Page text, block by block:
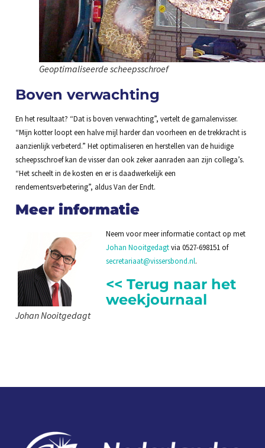
Geoptimaliseerde scheepsschroef
Boven verwachting
En het resultaat? “Dat is boven verwachting”, vertelt de garnalenvisser.
“Mijn kotter loopt een halve mijl harder dan voorheen en de trekkracht is
aanzienlijk verbeterd.” Het optimaliseren en herstellen van de huidige
scheepsschroef kan de visser dan ook zeker aanraden aan zijn collega’s.
“Het scheelt in de kosten en er is daadwerkelijk een
rendementsverbetering”, aldus Van der Endt.
Meer informatie
Johan Nooitgedagt
Neem voor meer informatie contact op met
Johan Nooitgedagtvia 0527-698151 of
secretariaat@vissersbond.nl.
<< Terug naar het
weekjournaal